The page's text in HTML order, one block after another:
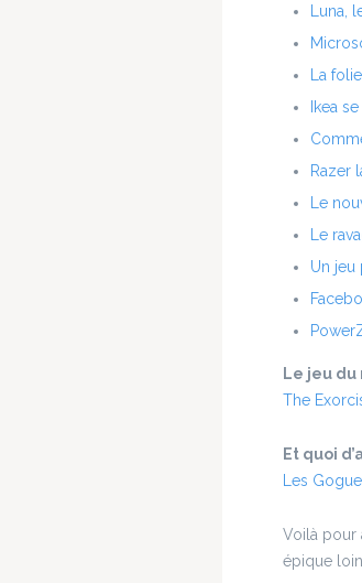
Luna,
La
Ikea
Razer
Le
Le
Un jeu
Le jeu du
The
Et quoi
Les
Voilà pour
épique